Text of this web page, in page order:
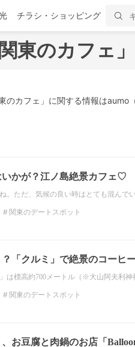
チラシ・ショッピング
関東のカフェ
のカフェ」に関する情報はaumo
かが？江ノ島絶景カフェ♡
。ただ、気候の良い時はとても混んで
関東のデートスポット
「クルミ」で絶景のコーヒ
は標高約700メートル（※大山阿夫利
関東のデートスポット
お豆腐と肉鍋のお店「